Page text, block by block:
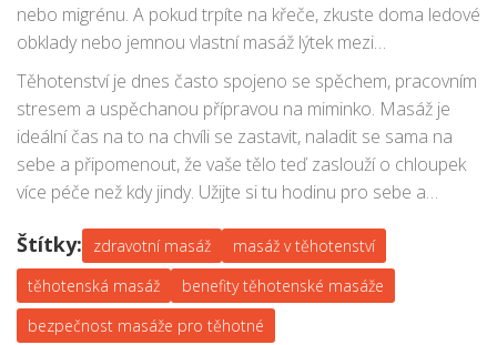
těhotné a poporodní období.
nebo migrénu. A pokud trpíte na křeče, zkuste doma ledové
obklady nebo jemnou vlastní masáž lýtek mezi
profesionálními sezeními – nikdy ale nevyměňujte
odborníka za domácí masáž v akutní bolesti!
Těhotenství je dnes často spojeno se spěchem, pracovním
stresem a uspěchanou přípravou na miminko. Masáž je
ideální čas na to na chvíli se zastavit, naladit se sama na
sebe a připomenout, že vaše tělo teď zaslouží o chloupek
více péče než kdy jindy. Užijte si tu hodinu pro sebe a
něco, co vás jinak „trapně“ mrzí zmínit. Zdravotní masáž
není slabost, ale vaše malá osobní investice do
pohodovějšího mateřství. Tělo vám to sakra poděkuje – a
když to zvládne vaše skřípnutá bedra, zvládnete to i vy 😊.
Štítky: zdravotní masáž
masáž v těhotenství
těhotenská masáž
benefity těhotenské masáže
bezpečnost masáže pro těhotné